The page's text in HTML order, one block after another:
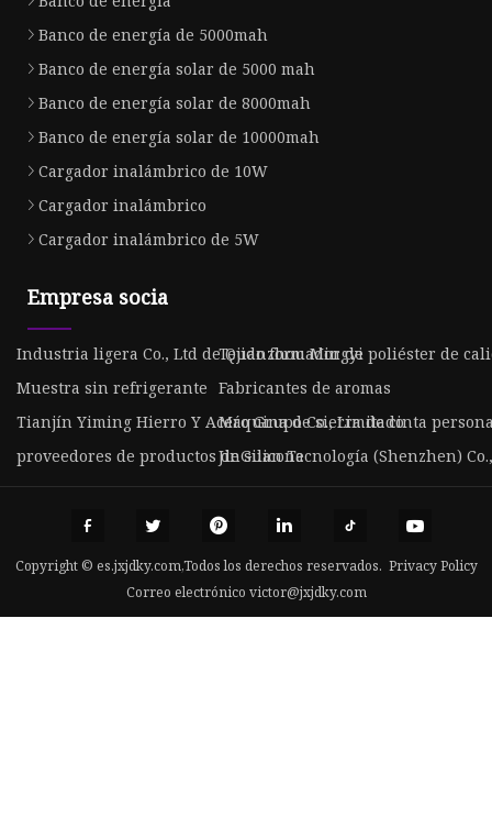
Banco de energía de 5000mah
Banco de energía solar de 5000 mah
Banco de energía solar de 8000mah
Banco de energía solar de 10000mah
Cargador inalámbrico de 10W
Cargador inalámbrico
Cargador inalámbrico de 5W
Empresa socia
Industria ligera Co., Ltd de Quanzhou Mingyi
Tejido formador de poliéster de
Muestra sin refrigerante Fabricantes de aromas
Tianjín Yiming Hierro Y Acero Grupo Co., Limitado
Máquina de sierra de cinta
proveedores de productos de siliconaJinGuan Tecnología (Shenzhen)
Copyright © es.jxjdky.com,Todos los derechos reservados. Privacy Policy
Correo electrónico victor@jxjdky.com